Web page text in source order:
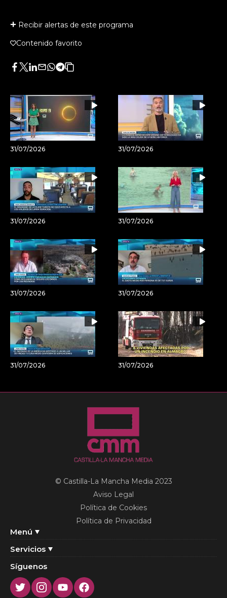
Recibir alertas de este programa
Contenido favorito
Facebook
Twitter
LinkedIn
Enviar
Whatsapp
Telegram
Copiar
artículo
31/07/2026 31/07/2026
31/07/2026 31/07/2026
31/07/2026 31/07/2026
31/07/2026 31/07/2026
Menú
Servicios
© Castilla-La Mancha Media 2023
Aviso Legal
Política de Cookies
Política de Privacidad
Síguenos
TwitterInstagram
YoutubeFacebook